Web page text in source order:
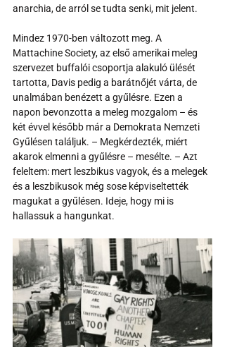
anarchia, de arról se tudta senki, mit jelent.
Mindez 1970-ben változott meg. A
Mattachine Society, az első amerikai meleg
szervezet buffalói csoportja alakuló ülését
tartotta, Davis pedig a barátnőjét várta, de
unalmában benézett a gyűlésre. Ezen a
napon bevonzotta a meleg mozgalom – és
két évvel később már a Demokrata Nemzeti
Gyűlésen találjuk. – Megkérdezték, miért
akarok elmenni a gyűlésre – mesélte. – Azt
feleltem: mert leszbikus vagyok, és a melegek
és a leszbikusok még sose képviseltették
magukat a gyűlésen. Ideje, hogy mi is
hallassuk a hangunkat.